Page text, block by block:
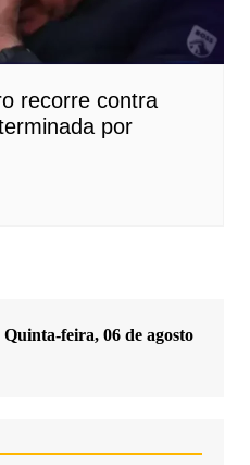
recorre contra
por
Quinta-feira, 06 de agosto